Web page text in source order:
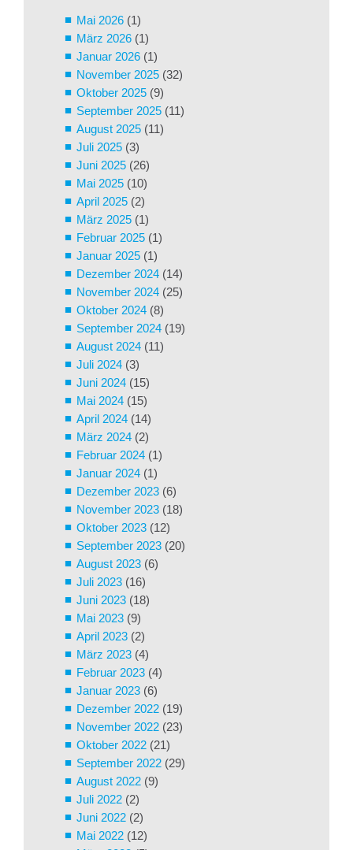
Mai 2026 (1)
März 2026 (1)
Januar 2026 (1)
November 2025 (32)
Oktober 2025 (9)
September 2025 (11)
August 2025 (11)
Juli 2025 (3)
Juni 2025 (26)
Mai 2025 (10)
April 2025 (2)
März 2025 (1)
Februar 2025 (1)
Januar 2025 (1)
Dezember 2024 (14)
November 2024 (25)
Oktober 2024 (8)
September 2024 (19)
August 2024 (11)
Juli 2024 (3)
Juni 2024 (15)
Mai 2024 (15)
April 2024 (14)
März 2024 (2)
Februar 2024 (1)
Januar 2024 (1)
Dezember 2023 (6)
November 2023 (18)
Oktober 2023 (12)
September 2023 (20)
August 2023 (6)
Juli 2023 (16)
Juni 2023 (18)
Mai 2023 (9)
April 2023 (2)
März 2023 (4)
Februar 2023 (4)
Januar 2023 (6)
Dezember 2022 (19)
November 2022 (23)
Oktober 2022 (21)
September 2022 (29)
August 2022 (9)
Juli 2022 (2)
Juni 2022 (2)
Mai 2022 (12)